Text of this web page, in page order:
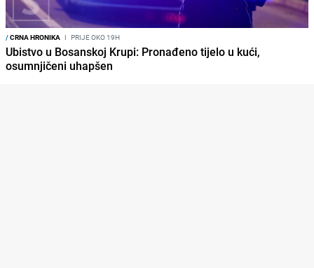
/CRNA HRONIKA I PRIJE OKO 19H
Ubistvo u Bosanskoj Krupi: Pronađeno tijelo u kući,
osumnjičeni uhapšen